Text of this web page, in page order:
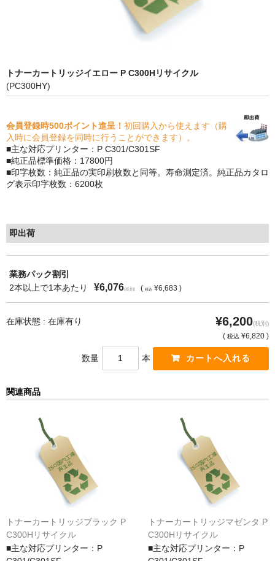
トナー・ドラム交換・修理
動画で分かる
トナーの種類と比較
トナー再生の流れ
もっと安い販売店があります。何が違うのですか？
リサイクルトナーの評価
リサイクルトナーの選び方
リサイクルトナーを使える会社、使えない会社
全国発送・送料無料
対応プリンターメーカー
見積書発行依頼
なぜ業務用を選ぶべき？
サイトマップ
トナーカートリッジイエロー P C300Hリサイクル
(PC300HY)
会員登録時500ポイント進呈！ 初回購入から使えます（購
入時に会員登録を同時に行うことができます）。
■主な対応プリンター：P C301/C301SF
■純正品標準価格：17800円
■印字枚数：純正品の実印刷枚数と同等。寿命測定済。純正品カタロ
グ表示印字枚数：6200枚
即出荷
業務パック割引
2本以上で1本あたり
¥6,076(税別) ( 税込 ¥6,683 )
在庫状態 : 在庫有り ¥6,200(税別)
( 税込 ¥6,820 )
数量 本
関連商品
トナーカートリッジブラック P
C300Hリサイクル
■主な対応プリンター：P
トナーカートリッジマゼンタ P
C300Hリサイクル
■主な対応プリンター：P